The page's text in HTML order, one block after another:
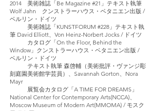
2014 美術雑誌「Be Magazine #21」テキスト執筆
Wolf Jahn クンストラーハウス・ベタニエン出版 /
ベルリン・ドイツ
美術雑誌「KUNSTFORUM #228」テキスト執
筆 David Elliott、Von Heinz-Norbert Jocks / ドイツ
カタログ「On the Floor, Behind the
Window」クンストラーハウス・ベタニエン出版 /
ベルリン・ドイツ
テキスト執筆 森啓輔（美術批評・ヴァンジ彫
刻庭園美術館学芸員）、Savannah Gorton、Nora
Mayr
展覧会カタログ「A TIME FOR DREAMS」
National Center for Contemporary Arts(NCCA)、
Moscow Museum of Modern Art(MMOMA) / モスク